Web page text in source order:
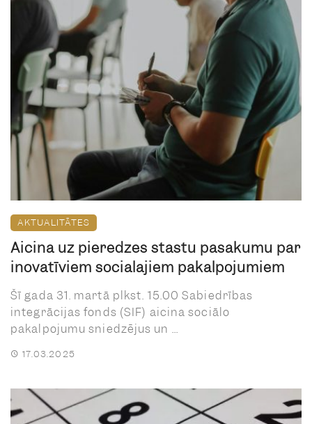
AKTUALITĀTES
Aicina uz pieredzes stāstu pasākumu par
inovatīviem sociālajiem pakalpojumiem
Šī gada 31. martā plkst. 15.00 Sabiedrības
integrācijas fonds (SIF) aicina sociālo
pakalpojumu sniedzējus un ...
17.03.2025